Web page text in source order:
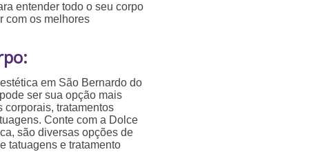
entender todo o seu corpo
com os melhores
em São Bernardo do
ser sua opção mais
corporais, tratamentos
Conte com a Dolce
são diversas opções de
tatuagens e tratamento